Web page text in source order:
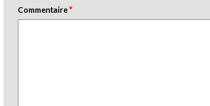
Commentaire*